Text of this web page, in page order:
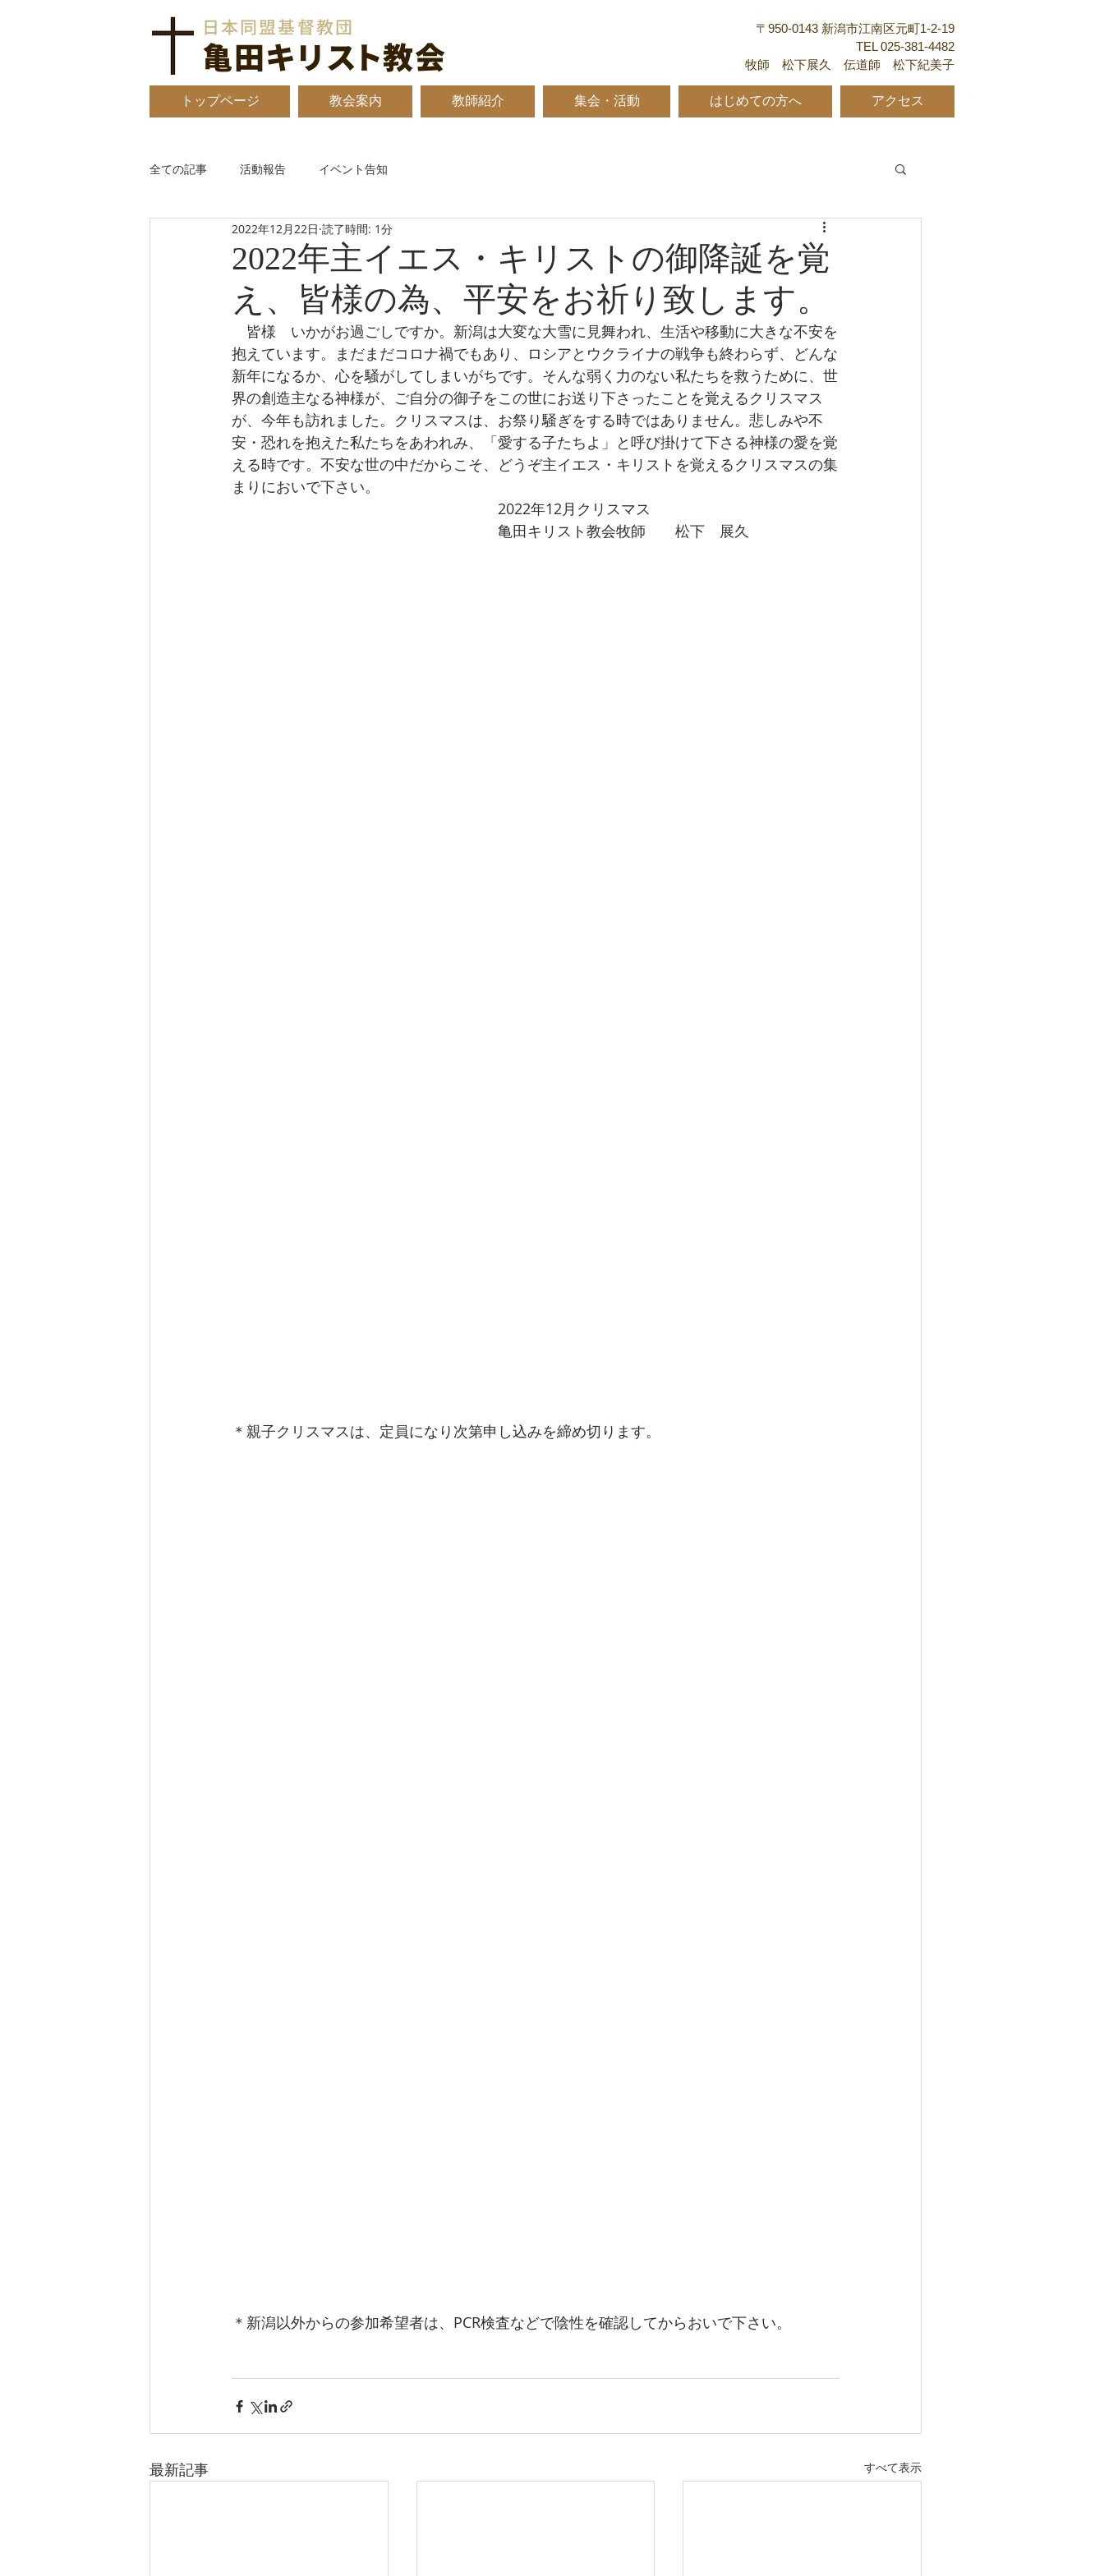
〒950-0143 新潟市江南区元町1-2-19
TEL 025-381-4482
牧師 松下展久 伝道師 松下紀美子
トップページ 教会案内 教師紹介 集会・活動 はじめての方へ アクセス
日本同盟基督教団
亀田キリスト教会
全ての記事 活動報告 イベント告知
2022年主イエス・キリストの御降誕を覚
え、皆様の為、平安をお祈り致します。
2022年12月22日 読了時間: 1分
皆様　いかがお過ごしですか。新潟は大変な大雪に見舞われ、生活や移動に大きな不安を
抱えています。まだまだコロナ禍でもあり、ロシアとウクライナの戦争も終わらず、どんな
新年になるか、心を騒がしてしまいがちです。そんな弱く力のない私たちを救うために、世
界の創造主なる神様が、ご自分の御子をこの世にお送り下さったことを覚えるクリスマス
が、今年も訪れました。クリスマスは、お祭り騒ぎをする時ではありません。悲しみや不
安・恐れを抱えた私たちをあわれみ、「愛する子たちよ」と呼び掛けて下さる神様の愛を覚
える時です。不安な世の中だからこそ、どうぞ主イエス・キリストを覚えるクリスマスの集
まりにおいで下さい。
2022年12月クリスマス
亀田キリスト教会牧師　　松下　展久
＊親子クリスマスは、定員になり次第申し込みを締め切ります。
＊新潟以外からの参加希望者は、PCR検査などで陰性を確認してからおいで下さい。
最新記事 すべて表示